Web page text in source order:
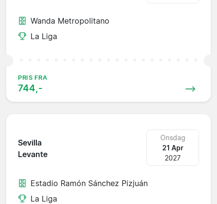
Wanda Metropolitano
La Liga
PRIS FRA
744,-
Sevilla
Levante
Onsdag
21 Apr
2027
Estadio Ramón Sánchez Pizjuán
La Liga